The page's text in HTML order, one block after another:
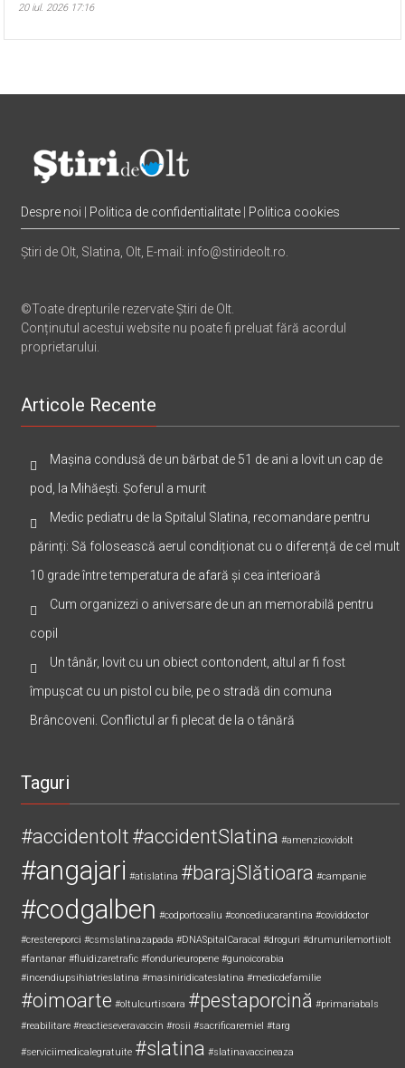
20 iul. 2026 17:16
Despre noi Politica de confidentialitate Politica cookies
Știri de Olt, Slatina, Olt, E-mail: info@stirideolt.ro.
©Toate drepturile rezervate Știri de Olt.
Conținutul acestui website nu poate fi preluat fără acordul
proprietarului.
Articole Recente
Mașina condusă de un bărbat de 51 de ani a lovit un cap de
pod, la Mihăești. Șoferul a murit
Medic pediatru de la Spitalul Slatina, recomandare pentru
părinți: Să folosească aerul condiționat cu o diferență de cel mult
10 grade între temperatura de afară și cea interioară
Cum organizezi o aniversare de un an memorabilă pentru
copil
Un tânăr, lovit cu un obiect contondent, altul ar fi fost
împușcat cu un pistol cu bile, pe o stradă din comuna
Brâncoveni. Conflictul ar fi plecat de la o tânără
Taguri
#accidentolt #accidentSlatina #amenzicovidolt
#angajari #atislatina #barajSlătioara #campanie
#codgalben #codportocaliu #concediucarantina #coviddoctor
#crestereporci #csmslatinazapada #DNASpitalCaracal #droguri #drumurilemortiiolt
#fantanar #fluidizaretrafic #fondurieuropene #gunoicorabia
#incendiupsihiatrieslatina #masiniridicateslatina #medicdefamilie
#oimoarte #oltulcurtisoara #pestaporcină #primariabals
#reabilitare #reactieseveravaccin #rosii #sacrificaremiel #targ
#serviciimedicalegratuite #slatina #slatinavaccineaza